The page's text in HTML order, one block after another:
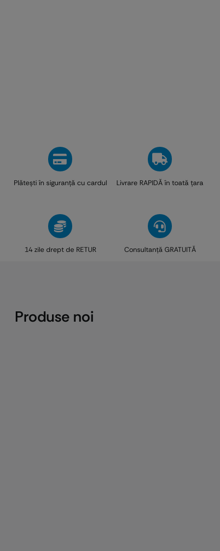
Plăteşti în siguranţă cu cardul Livrare RAPIDĂ în toată ţara
14 zile drept de RETUR Consultanţă GRATUITĂ
Produse noi